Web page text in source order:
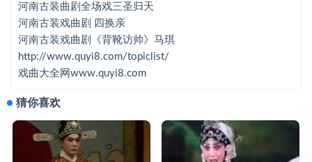
河南古装曲剧 铡郭槐
河南古装曲剧《古董与娇妻》
河南古装曲剧全场戏三圣归天
河南古装戏曲剧 四换亲
河南古装戏曲剧《背靴访帅》马琪
http://www.quyi8.com/topiclist/
戏曲大全网www.quyi8.com
猜你喜欢